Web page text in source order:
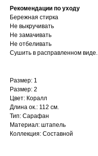
Рекомендации по уходу
Бережная стирка
Не выкручивать
Не замачивать
Не отбеливать
Сушить в расправленном виде.
Размер: 1
Размер: 2
Цвет: Коралл
Длина ок.: 112 см.
Тип: Сарафан
Материал: штапель
Коллекция: Составной